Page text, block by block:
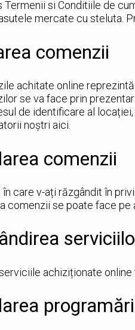
Termenii si Conditiile de
mercate cu steluta.
comenzii
achitate online
se va face prin
de identificare al
noștri aici.
comenzii
în care v-ați răzgândit în
comenzii se poate face pe
achiziționate